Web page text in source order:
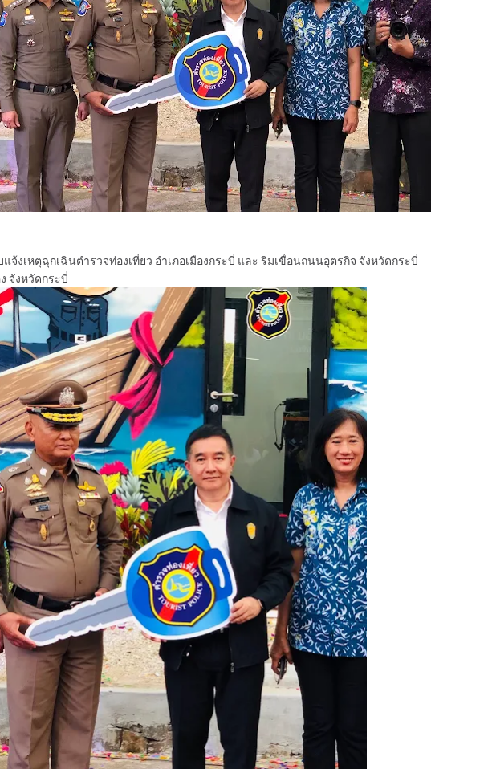
งเหตุฉุกเฉินตำรวจท่องเที่ยว อำเภอเมืองกระบี่ และ ริมเขื่อนถนนอุตรกิจ จังหวัดกระบี่
จังหวัดกระบี่